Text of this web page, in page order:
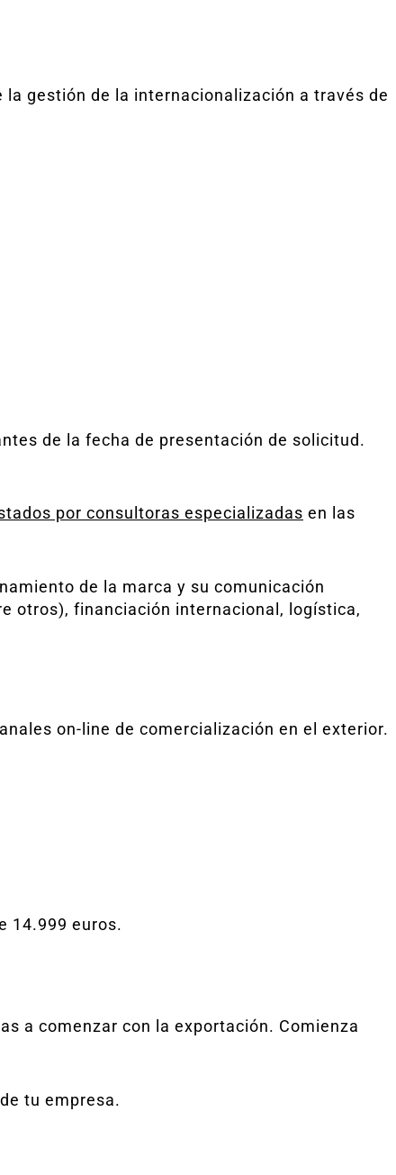
gestión de la internacionalización a través de
de la fecha de presentación de solicitud.
por consultoras especializadas en las
de la marca y su comunicación
otros), financiación internacional, logística,
on-line de comercialización en el exterior.
14.999 euros.
a comenzar con la exportación. Comienza
tu empresa.